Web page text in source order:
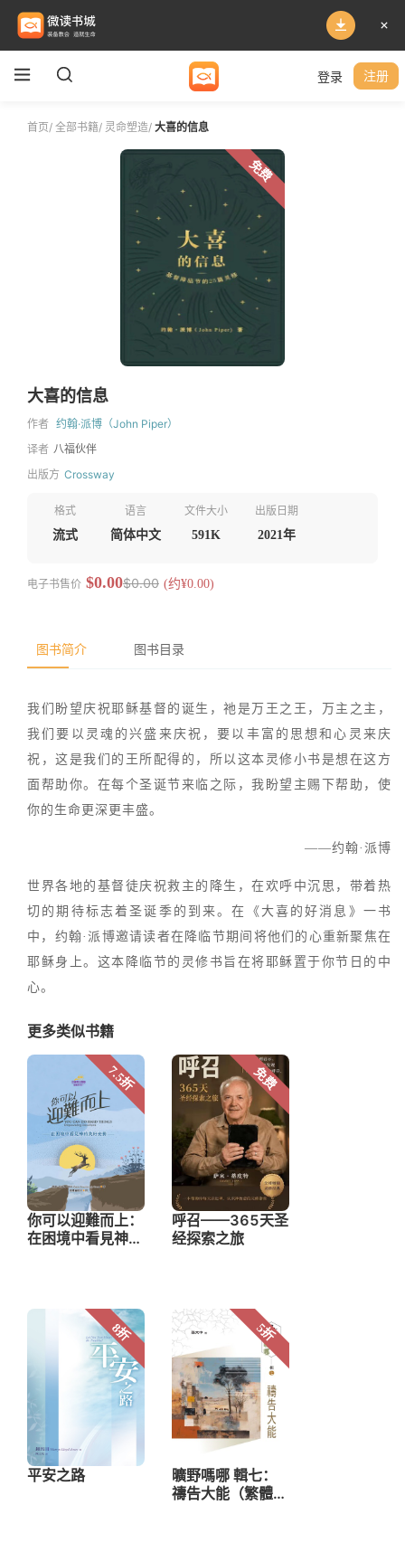
登录 注册
首页/ 全部书籍/ 灵命塑造/ 大喜的信息
免费
大喜的信息
作者 约翰·派博（John Piper）
译者 八福伙伴
出版方 Crossway
格式
流式
语言
简体中文
文件大小
591K
出版日期
2021年
电子书售价 $0.00$0.00 (约¥0.00)
图书简介 图书目录
我们盼望庆祝耶稣基督的诞生，祂是万王之王，万主之主，
我们要以灵魂的兴盛来庆祝，要以丰富的思想和心灵来庆
祝，这是我们的王所配得的，所以这本灵修小书是想在这方
面帮助你。在每个圣诞节来临之际，我盼望主赐下帮助，使
你的生命更深更丰盛。
——约翰·派博
世界各地的基督徒庆祝救主的降生，在欢呼中沉思，带着热
切的期待标志着圣诞季的到来。在《大喜的好消息》一书
中，约翰·派博邀请读者在降临节期间将他们的心重新聚焦在
耶稣身上。这本降临节的灵修书旨在将耶稣置于你节日的中
心。
更多类似书籍